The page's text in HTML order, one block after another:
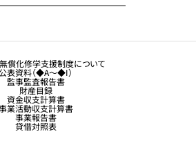
償化修学支援制度について
表資料（◆A～◆I）
監事監査報告書
財産目録
資金収支計算書
業活動収支計算書
事業報告書
貸借対照表